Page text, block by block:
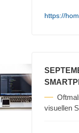
https://
visuellen